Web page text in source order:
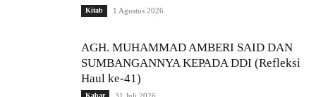
Kitab 1 Agustus 2026
AGH. MUHAMMAD AMBERI SAID DAN
SUMBANGANNYA KEPADA DDI (Refleksi
Haul ke-41)
Kabar